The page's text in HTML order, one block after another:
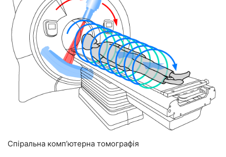
Спіральна комп’ютерна томографія